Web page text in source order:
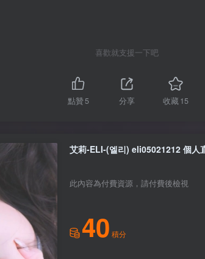
喜歡就支援一下吧
點贊5 分享 收藏15
艾莉-ELI-(엘리) eli05021212 個人
此內容為付費資源，請付費後檢視
40 積分